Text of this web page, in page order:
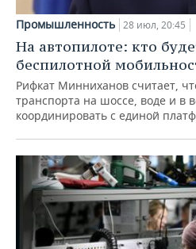
Промышленность 28 июл, 20:45
На автопилоте: кто
беспилотной
Рифкат Минниханов считает,
транспорта на шоссе, воде и в
координировать с единой